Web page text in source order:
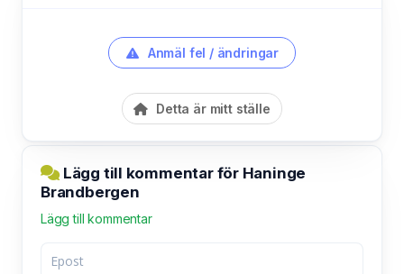
Anmäl fel / ändringar
Detta är mitt ställe
Lägg till kommentar för Haninge
Brandbergen
Lägg till kommentar